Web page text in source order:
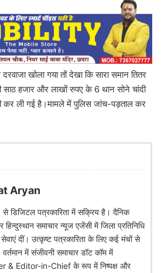
खोला गया तों देखा कि सारा समान तितर
साठ हजार और लाखों रुपए के 6 थान सोने चांदी
कर ली गई है।मामले में पुलिस जांच-पड़ताल कर
Aryan
से डिजिटल पत्रकारिता में सक्रिय है। दैनिक
समाचार न्यूज एजेंसी में जिला प्रतिनिधि
दीं। उत्कृष्ट पत्रकारिता के लिए कई मंचों से
वर्तमान में संजीवनी समाचार डॉट कॉम में
& Editor-in-Chief के रूप में निष्पक्ष और